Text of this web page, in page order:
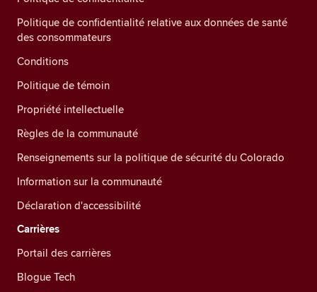
Politique de confidentialité relative aux données de santé
des consommateurs
Conditions
Politique de témoin
Propriété intellectuelle
Règles de la communauté
Renseignements sur la politique de sécurité du Colorado
Information sur la communauté
Déclaration d'accessibilité
Carrières
Portail des carrières
Blogue Tech